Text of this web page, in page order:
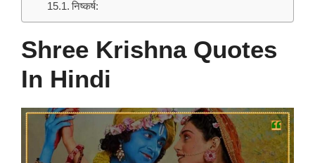
निष्कर्ष:
Shree Krishna Quotes
In Hindi